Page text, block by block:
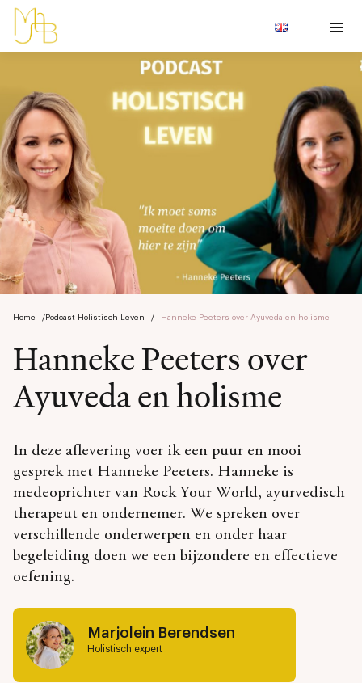
Home / Podcast Holistisch Leven / Hanneke Peeters over Ayuveda en holisme
Hanneke Peeters over
Ayuveda en holisme
In deze aflevering voer ik een puur en mooi
gesprek met Hanneke Peeters. Hanneke is
medeoprichter van Rock Your World, ayurvedisch
therapeut en ondernemer. We spreken over
verschillende onderwerpen en onder haar
begeleiding doen we een bijzondere en effectieve
oefening.
Marjolein Berendsen
Holistisch expert